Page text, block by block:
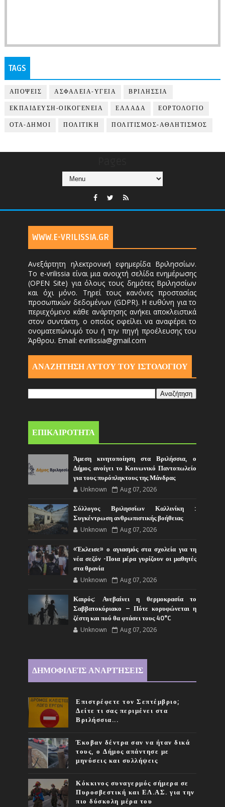
TAGS
ΑΠΟΨΕΙΣ ΑΣΦΑΛΕΙΑ-ΥΓΕΙΑ ΒΡΙΛΗΣΣΙΑ
ΕΚΠΑΙΔΕΥΣΗ-ΟΙΚΟΓΕΝΕΙΑ ΕΛΛΑΔΑ ΕΟΡΤΟΛΟΓΙΟ
ΟΤΑ-ΔΗΜΟΙ ΠΟΛΙΤΙΚΗ ΠΟΛΙΤΙΣΜΟΣ-ΑΘΛΗΤΙΣΜΟΣ
WWW.E-VRILISSIA.GR
Ανεξάρτητη ηλεκτρονική εφημερίδα Βριλησσίων.
Το e-vrilissia είναι μια ανοιχτή σελίδα ενημέρωσης
(OPEN Site) για όλους τους δημότες Βριλησσίων
και όχι μόνο. Τηρεί τους κανόνες προστασίας
προσωπικών δεδομένων (GDPR). Η ευθύνη για το
περιεχόμενο κάθε ανάρτησης ανήκει αποκλειστικά
στον συντάκτη, ο οποίος οφείλει να αναφέρει το
ονοματεπώνυμό του ή την πηγή προέλευσης του
Άρθρου. Email: evrilissia@gmail.com
ΑΝΑΖΗΤΗΣΗ ΑΥΤΟΎ ΤΟΥ ΙΣΤΟΛΟΓΙΟΥ
ΕΠΙΚΑΙΡΟΤΗΤΑ
Άμεση κινητοποίηση στα Βριλήσσια, ο
Δήμος ανοίγει το Κοινωνικό Παντοπωλείο
για τους πυρόπληκτους της Μάνδρας
Unknown Aug 07, 2026
Σύλλογος Βριλησσίων Καλλινίκη :
Συγκέντρωση ανθρωπιστικής βοήθειας
Unknown Aug 07, 2026
«Έκλεισε» ο αγιασμός στα σχολεία για τη
νέα σεζόν -Ποια μέρα γυρίζουν οι μαθητές
στα θρανία
Unknown Aug 07, 2026
Καιρός: Ανεβαίνει η θερμοκρασία το
Σαββατοκύριακο – Πότε κορυφώνεται η
ζέστη και πού θα φτάσει τους 40°C
Unknown Aug 07, 2026
ΔΗΜΟΦΙΛΕΊΣ ΑΝΑΡΤΉΣΕΙΣ
Επιστρέφετε τον Σεπτέμβριο;
Δείτε τι σας περιμένει στα
Βριλήσσια...
Έκοβαν δέντρα σαν να ήταν δικά
τους, ο Δήμος απάντησε με
μηνύσεις και συλλήψεις
Κόκκινος συναγερμός σήμερα σε
Πυροσβεστική και ΕΛ.ΑΣ. για την
πιο δύσκολη μέρα του